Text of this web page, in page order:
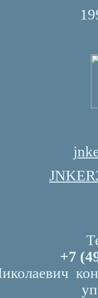
+7
